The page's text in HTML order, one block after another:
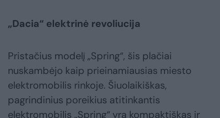
„Dacia“ elektrinė revoliucija
Pristačius modelį „Spring“, šis plačiai
nuskambėjo kaip prieinamiausias miesto
elektromobilis rinkoje. Šiuolaikiškas,
pagrindinius poreikius atitinkantis
elektromobilis „Spring“ yra kompaktiškas ir